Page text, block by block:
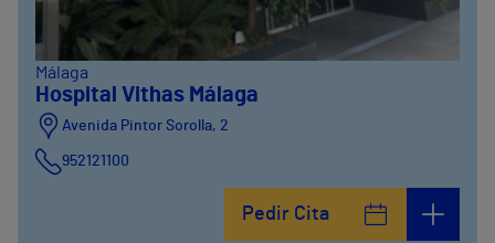
Málaga
Hospital Vithas Málaga
Avenida Pintor Sorolla, 2
952121100
Pedir Cita